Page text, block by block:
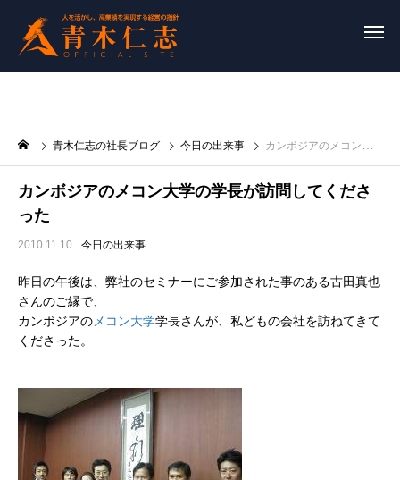
青木仁志の社長ブログ 今日の出来事 カンボジアのメコン大学の学長が訪問してくださった
カンボジアのメコン大学の学長が訪問してくださ
った
2010.11.10 今日の出来事
昨日の午後は、弊社のセミナーにご参加された事のある古田真也
さんのご縁で、
カンボジアの メコン大学学長さんが、私どもの会社を訪ねてきて
くださった。